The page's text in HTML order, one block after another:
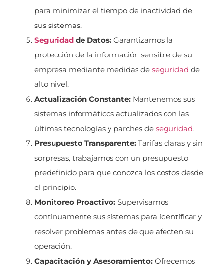
para minimizar el tiempo de inactividad de
sus sistemas.
Seguridad de Datos: Garantizamos la
protección de la información sensible de su
empresa mediante medidas de seguridad de
alto nivel.
Actualización Constante: Mantenemos sus
sistemas informáticos actualizados con las
últimas tecnologías y parches de seguridad.
Presupuesto Transparente: Tarifas claras y sin
sorpresas, trabajamos con un presupuesto
predefinido para que conozca los costos desde
el principio.
Monitoreo Proactivo: Supervisamos
continuamente sus sistemas para identificar y
resolver problemas antes de que afecten su
operación.
Capacitación y Asesoramiento: Ofrecemos